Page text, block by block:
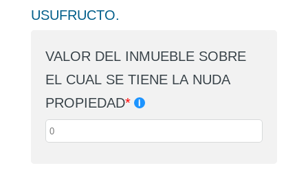
USUFRUCTO.
VALOR DEL INMUEBLE SOBRE
EL CUAL SE TIENE LA NUDA
PROPIEDAD*